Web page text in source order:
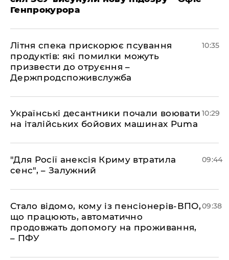
Генпрокурора
Літня спека прискорює псування
продуктів: які помилки можуть
призвести до отруєння –
Держпродспоживслужба
10:35
Українські десантники почали воювати
на італійських бойових машинах Puma
10:29
"Для Росії анексія Криму втратила
сенс", – Залужний
09:44
Стало відомо, кому із пенсіонерів-ВПО,
що працюють, автоматично
продовжать допомогу на проживання,
– ПФУ
09:38